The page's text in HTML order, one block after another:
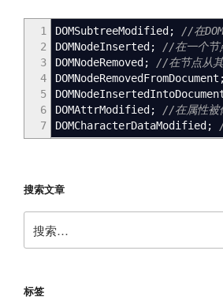
1
2
3
4
5
6
7
DOMSubtreeModified ;
//在
DOMNodeInserted ;
//在一个节
DOMNodeRemoved ;
//在节点从其
DOMNodeRemovedFromDocument ;
DOMAttrModified ;
//在属性被
DOMCharacterDataModified ;
搜索文章
索：
标签